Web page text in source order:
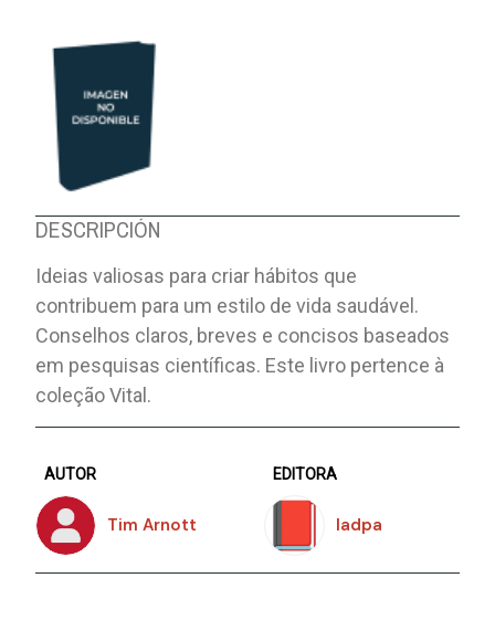
DESCRIPCIÓN
Ideias valiosas para criar hábitos que
contribuem para um estilo de vida saudável.
Conselhos claros, breves e concisos baseados
em pesquisas científicas. Este livro pertence à
coleção Vital.
AUTOR
Tim Arnott
EDITORA
Iadpa